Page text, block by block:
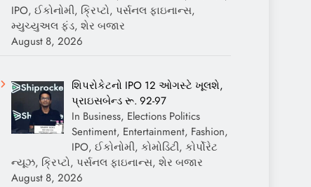
IPO, ઈકોનોમી, ક્રિપ્ટો, પર્સનલ ફાઇનાન્સ,
મ્યુચ્યુઅલ ફંડ, શેર બજાર
August 8, 2026
શિપરોકેટનો IPO 12 ઓગસ્ટે ખૂલશે,
પ્રાઇસબેન્ડ રૂ. 92-97
In Business, Elections Politics
Sentiment, Entertainment, Fashion,
IPO, ઈકોનોમી, કોમોડિટી, કોર્પોરેટ
ન્યૂઝ, ક્રિપ્ટો, પર્સનલ ફાઇનાન્સ, શેર બજાર
August 8, 2026